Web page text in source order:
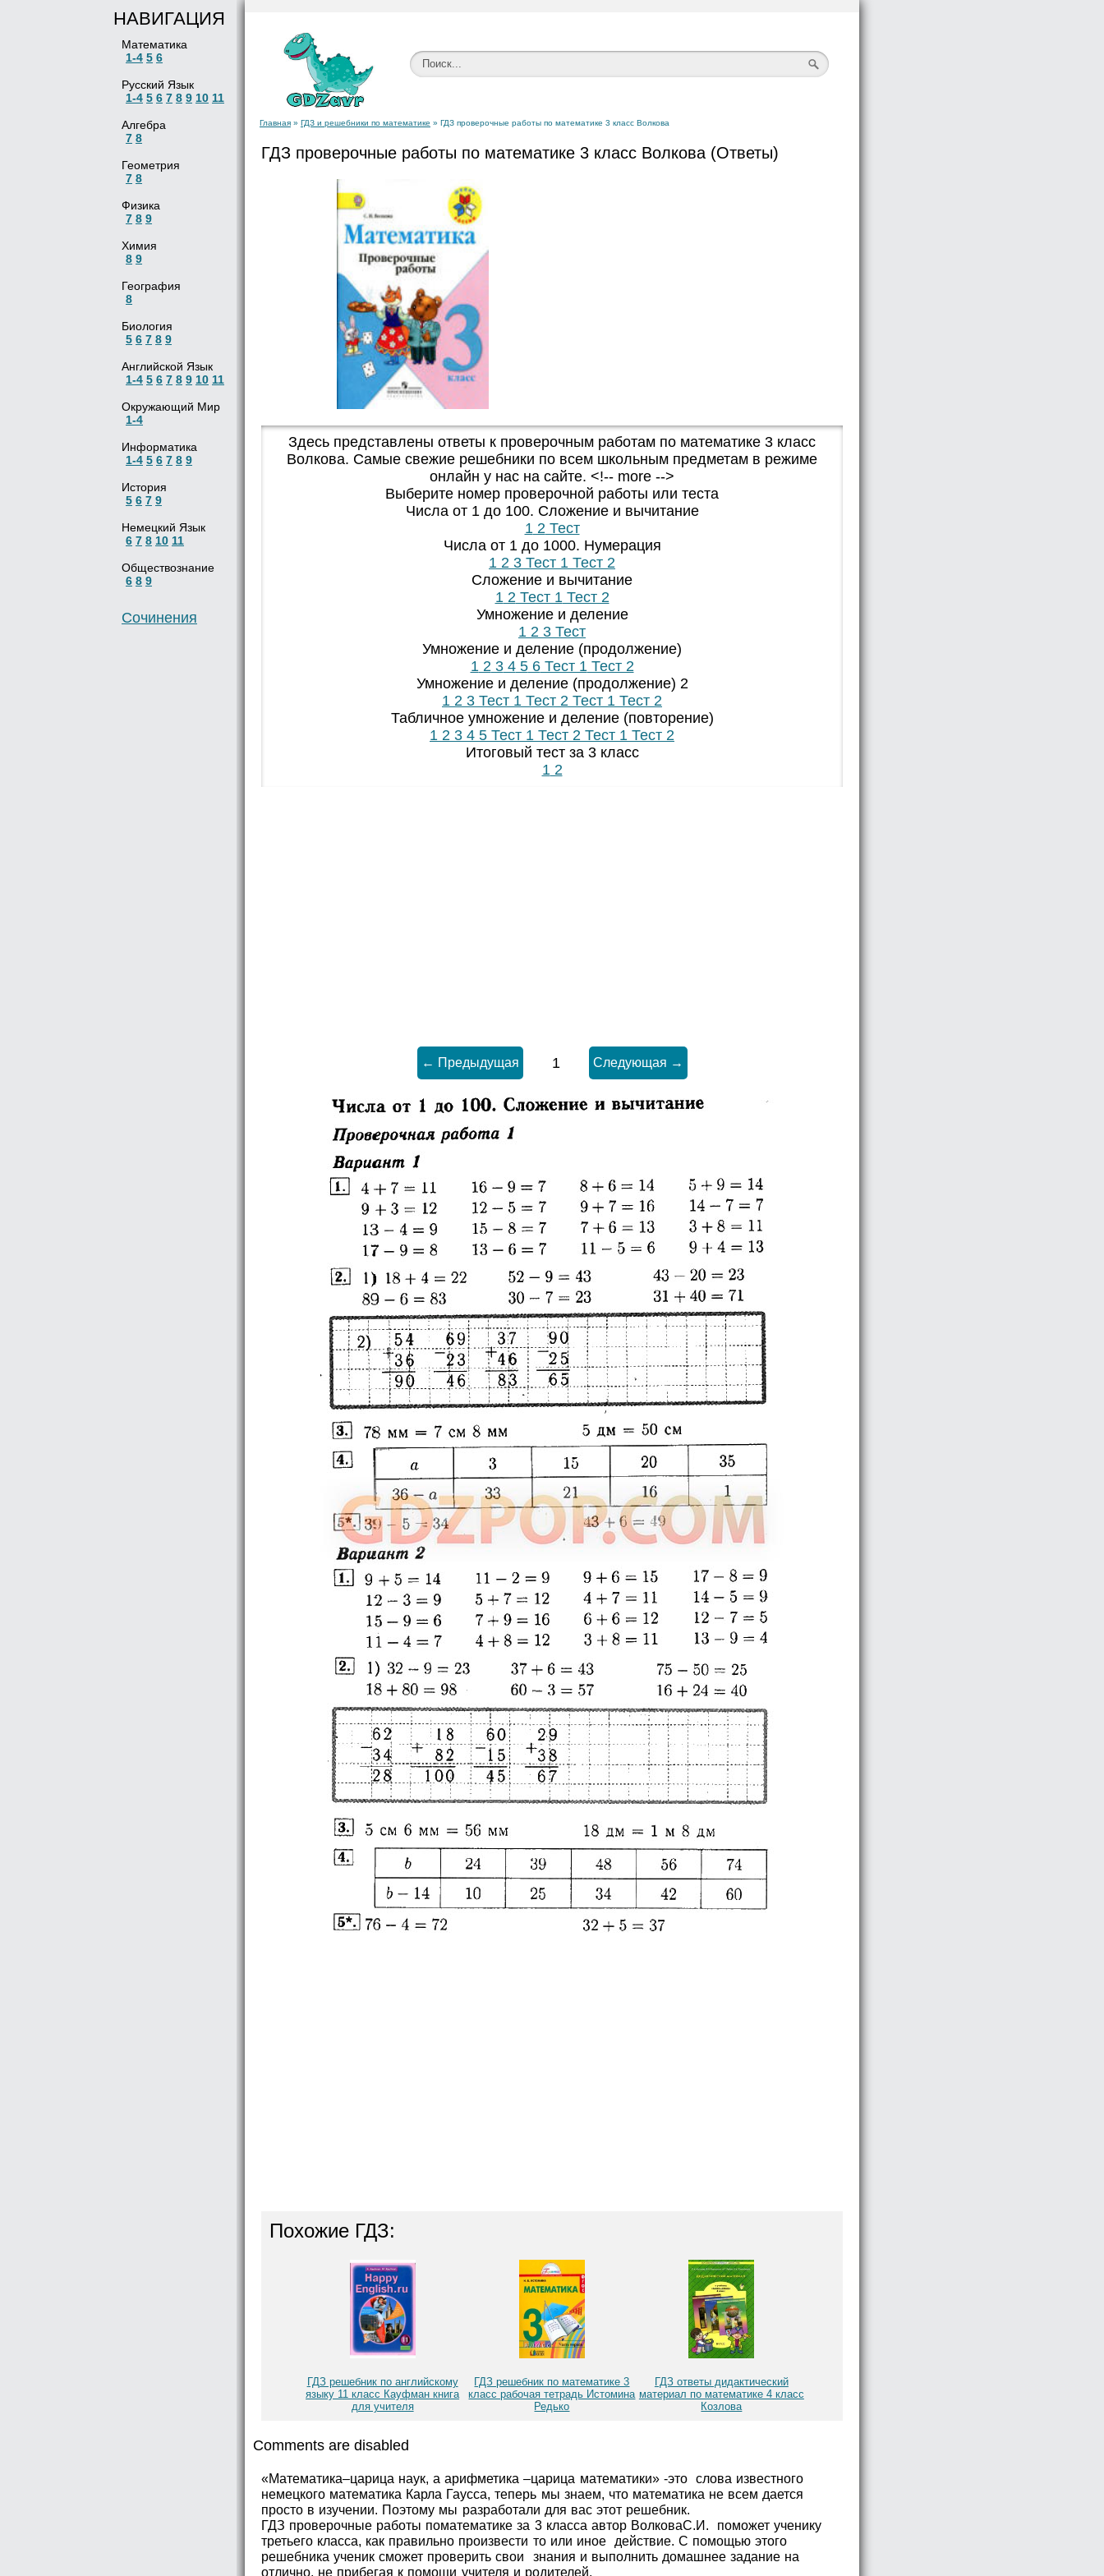
НАВИГАЦИЯ
Математика
1-4 5 6
Русский Язык
1-4 5 6 7 8 9 10 11
Алгебра
7 8
Геометрия
7 8
Физика
7 8 9
Химия
8 9
География
8
Биология
5 6 7 8 9
Английской Язык
1-4 5 6 7 8 9 10 11
Окружающий Мир
1-4
Информатика
1-4 5 6 7 8 9
История
5 6 7 9
Немецкий Язык
6 7 8 10 11
Обществознание
6 8 9
Сочинения
Главная » ГДЗ и решебники по математике » ГДЗ проверочные работы по математике 3 класс Волкова
ГДЗ проверочные работы по математике 3 класс Волкова (Ответы)
Здесь представлены ответы к проверочным работам по математике 3 класс
Волкова. Самые свежие решебники по всем школьным предметам в режиме
онлайн у нас на сайте. <!-- more -->
Выберите номер проверочной работы или теста
Числа от 1 до 100. Сложение и вычитание
12Тест
Числа от 1 до 1000. Нумерация
1 2 3 Тест 1 Тест 2
Сложение и вычитание
12Тест 1Тест 2
Умножение и деление
1 2 3 Тест
Умножение и деление (продолжение)
123456Тест 1Тест 2
Умножение и деление (продолжение) 2
1 2 3 Тест 1 Тест 2 Тест 1 Тест 2
Табличное умножение и деление (повторение)
1 2 3 4 5 Тест 1 Тест 2 Тест 1 Тест 2
Итоговый тест за 3 класс
12
← Предыдущая 1 Следующая →
Похожие ГДЗ:
ГДЗ решебник по английскому
языку 11 класс Кауфман книга
для учителя
ГДЗ решебник по математике 3
класс рабочая тетрадь Истомина
Редько
ГДЗ ответы дидактический
материал по математике 4 класс
Козлова
Comments are disabled
«Математика–царица наук, а арифметика –царица математики» -это слова известного
немецкого математика Карла Гаусса, теперь мы знаем, что математика не всем дается
просто в изучении. Поэтому мы разработали для вас этот решебник.
ГДЗ проверочные работы поматематике за 3 класса автор ВолковаС.И. поможет ученику
третьего класса, как правильно произвести то или иное действие. С помощью этого
решебника ученик сможет проверить свои знания и выполнить домашнее задание на
отлично, не прибегая к помощи учителя и родителей.